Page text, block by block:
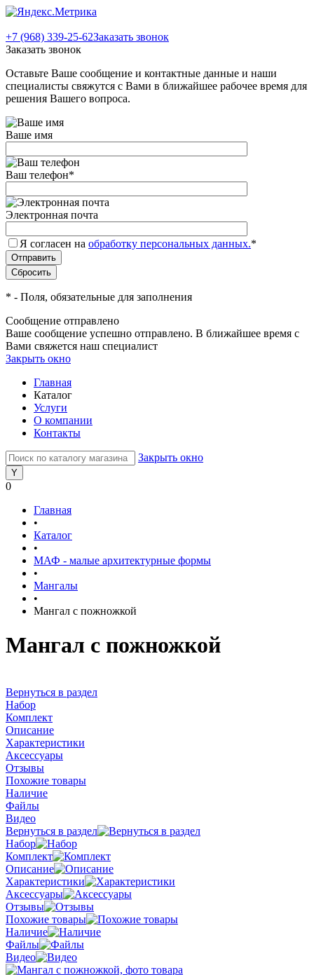
+7 (968) 339-25-62Заказать звонок
Заказать звонок
Оставьте Ваше сообщение и контактные данные и наши
специалисты свяжутся с Вами в ближайшее рабочее время для
решения Вашего вопроса.
Ваше имя
Ваш телефон*
Электронная почта
Я согласен на обработку персональных данных.*
* - Поля, обязательные для заполнения
Сообщение отправлено
Ваше сообщение успешно отправлено. В ближайшее время с
Вами свяжется наш специалист
Закрыть окно
Главная
Каталог
Услуги
О компании
Контакты
Закрыть окно
0
Главная
•
Каталог
•
МАФ - малые архитектурные формы
•
Мангалы
•
Мангал с пожножкой
Мангал с пожножкой
Вернуться в раздел
Набор
Комплект
Описание
Характеристики
Аксессуары
Отзывы
Похожие товары
Наличие
Файлы
Видео
Вернуться в раздел
Набор
Комплект
Описание
Характеристики
Аксессуары
Отзывы
Похожие товары
Наличие
Файлы
Видео